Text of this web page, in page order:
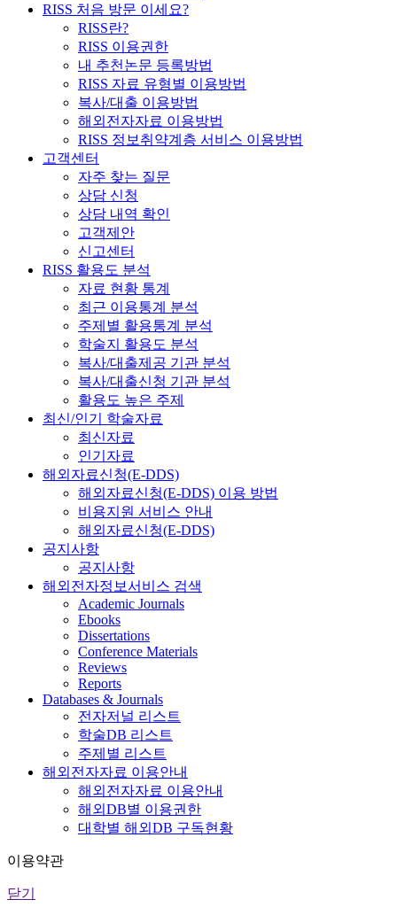
RISS 처음 방문 이세요?
RISS란?
RISS 이용권한
내 추천논문 등록방법
RISS 자료 유형별 이용방법
복사/대출 이용방법
해외전자자료 이용방법
RISS 정보취약계층 서비스 이용방법
고객센터
자주 찾는 질문
상담 신청
상담 내역 확인
고객제안
신고센터
RISS 활용도 분석
자료 현황 통계
최근 이용통계 분석
주제별 활용통계 분석
학술지 활용도 분석
복사/대출제공 기관 분석
복사/대출신청 기관 분석
활용도 높은 주제
최신/인기 학술자료
최신자료
인기자료
해외자료신청(E-DDS)
해외자료신청(E-DDS) 이용 방법
비용지원 서비스 안내
해외자료신청(E-DDS)
공지사항
공지사항
해외전자정보서비스 검색
Academic Journals
Ebooks
Dissertations
Conference Materials
Reviews
Reports
Databases & Journals
전자저널 리스트
학술DB 리스트
주제별 리스트
해외전자자료 이용안내
해외전자자료 이용안내
해외DB별 이용권한
대학별 해외DB 구독현황
이용약관
닫기